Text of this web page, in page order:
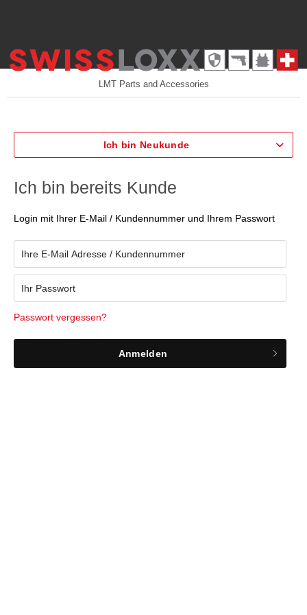
LMT Parts and Accessories
Ich bin Neukunde
Ich bin bereits Kunde
Login mit Ihrer E-Mail / Kundennummer und Ihrem Passwort
Passwort vergessen?
Anmelden